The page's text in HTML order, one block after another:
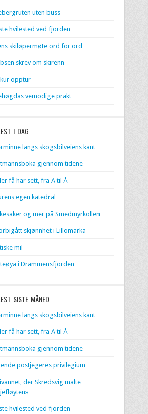
uten buss
hvilested ved fjorden
skiløpermøte ord for ord
skrev om skirenn
opptur
vemodige prakt
I DAG
langs skogsbilveiens kant
gjennom tidene
få har sett, fra A til Å
egen katedral
og mer på Smedmyrkollen
skjønnhet i Lillomarka
mil
i Drammensfjorden
SISTE MÅNED
langs skogsbilveiens kant
få har sett, fra A til Å
gjennom tidene
postjegeres privilegium
der Skredsvig malte
hvilested ved fjorden